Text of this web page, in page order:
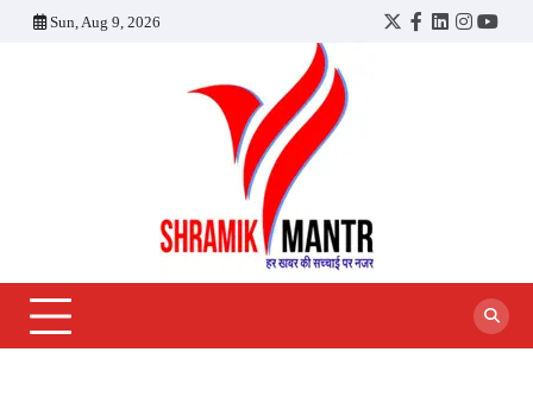
Sun, Aug 9, 2026
Twitter
Facebook
LinkedIn